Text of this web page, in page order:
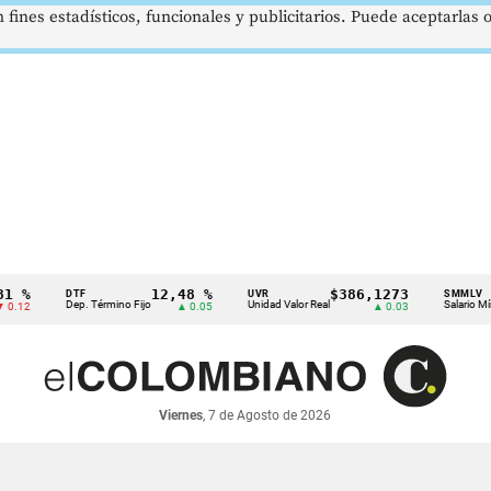
DTF
Dep. Término Fijo
12,48 %
▲ 0.05
UVR
Unidad Valor Real
$386,1273 SMMLV
Salario Mínimo
Viernes, 7 de Agosto de 2026
estadísticos, funcionales y publicitarios. Puede aceptarlas